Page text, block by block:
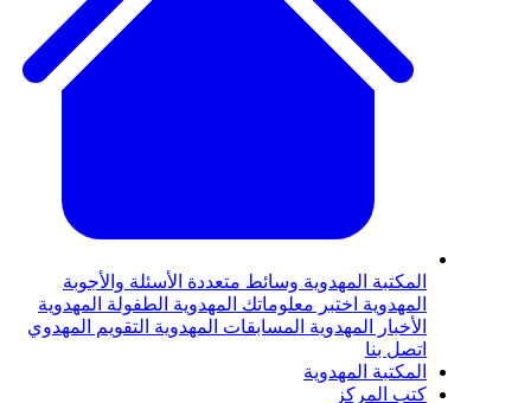
المهدويةوسائط متعددةالأسئلة والأجوبة
اختبر معلوماتك المهدويةالطفولة المهدوية
المهدويةالمسابقات المهدويةالتقويم المهدوي
المهدوية